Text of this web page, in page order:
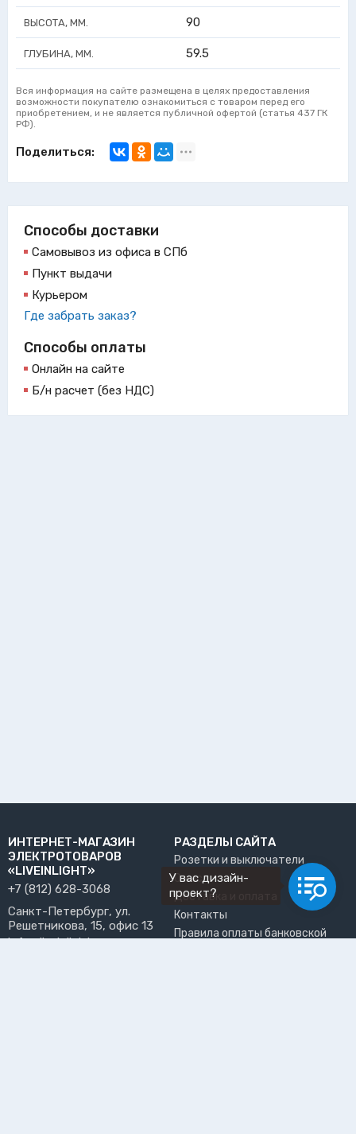
ВЫСОТА, ММ. 90
ГЛУБИНА, ММ. 59.5
Вся информация на сайте размещена в целях предоставления
возможности покупателю ознакомиться с товаром перед его
приобретением, и не является публичной офертой (статья 437 ГК
РФ).
Поделиться:
Способы доставки
Самовывоз из офиса в СПб
Пункт выдачи
Курьером
Где забрать заказ?
Способы оплаты
Онлайн на сайте
Б/н расчет (без НДС)
ИНТЕРНЕТ-МАГАЗИН
ЭЛЕКТРОТОВАРОВ
«LIVEINLIGHT»
+7 (812) 628-3068
Санкт-Петербург, ул.
Решетникова, 15, офис 13
info@liveinlight.ru
РАЗДЕЛЫ САЙТА
Розетки и выключатели
О нас
Доставка и оплата
Контакты
Правила оплаты банковской
У вас дизайн-
проект?